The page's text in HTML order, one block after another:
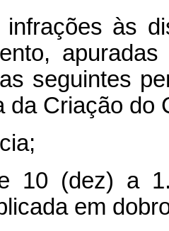
às
seguintes
da Criação do
10 (dez) a
em